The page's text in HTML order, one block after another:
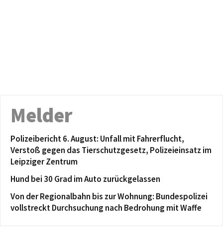
Melder
Polizeibericht 6. August: Unfall mit Fahrerflucht,
Verstoß gegen das Tierschutzgesetz, Polizeieinsatz im
Leipziger Zentrum
Hund bei 30 Grad im Auto zurückgelassen
Von der Regionalbahn bis zur Wohnung: Bundespolizei
vollstreckt Durchsuchung nach Bedrohung mit Waffe